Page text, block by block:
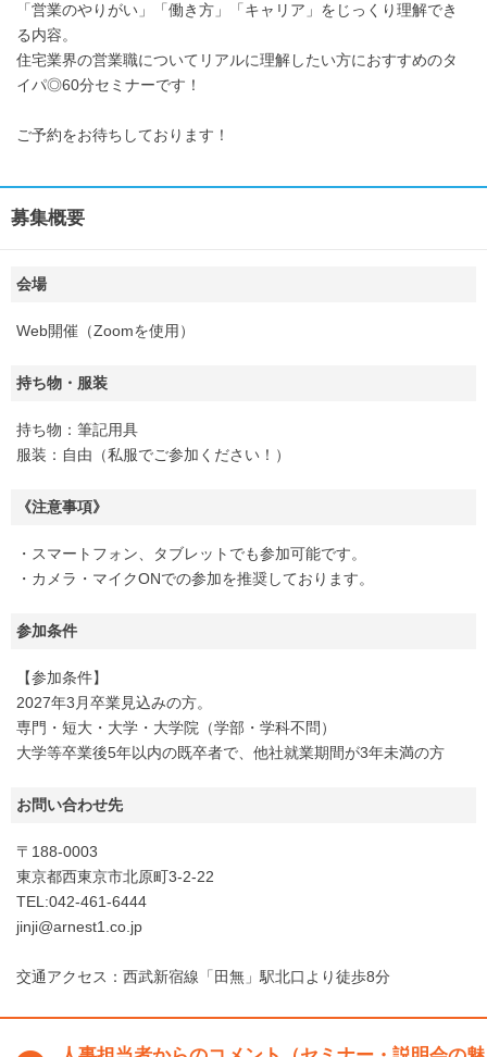
「営業のやりがい」「働き方」「キャリア」をじっくり理解でき
る内容。
住宅業界の営業職についてリアルに理解したい方におすすめのタ
イパ◎60分セミナーです！
ご予約をお待ちしております！
募集概要
会場
Web開催（Zoomを使用）
持ち物・服装
持ち物：筆記用具
服装：自由（私服でご参加ください！）
《注意事項》
・スマートフォン、タブレットでも参加可能です。
・カメラ・マイクONでの参加を推奨しております。
参加条件
【参加条件】
2027年3月卒業見込みの方。
専門・短大・大学・大学院（学部・学科不問）
大学等卒業後5年以内の既卒者で、他社就業期間が3年未満の方
お問い合わせ先
〒188-0003
東京都西東京市北原町3-2-22
TEL:042-461-6444
jinji@arnest1.co.jp
交通アクセス：西武新宿線「田無」駅北口より徒歩8分